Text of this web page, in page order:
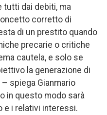
tutti dai debiti, ma
corretto di
di un prestito quando
precarie o critiche
cautela, e solo se
la generazione di
spiega Gianmario
in questo modo sarà
e i relativi interessi.